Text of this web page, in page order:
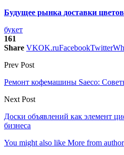
Будущее рынка доставки
букет
161
Share VKOK.ruFacebookTwitter
Prev Post
Ремонт кофемашины Saeco:
Next Post
Доски объявлений как элемент
бизнеса
You might also like More from author